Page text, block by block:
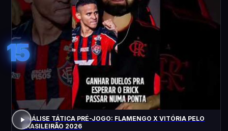
15
ANÁLISE TÁTICA PRÉ-JOGO: FLAMENGO X VITÓRIA PELO
BRASILEIRÃO 2026